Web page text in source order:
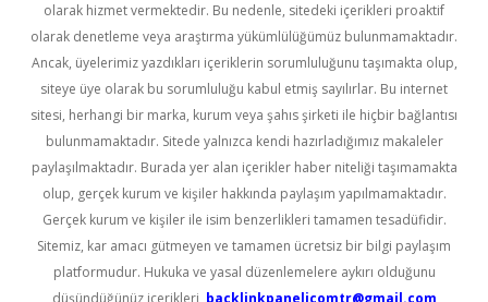
olarak hizmet vermektedir. Bu nedenle, sitedeki içerikleri proaktif
olarak denetleme veya araştırma yükümlülüğümüz bulunmamaktadır.
Ancak, üyelerimiz yazdıkları içeriklerin sorumluluğunu taşımakta olup,
siteye üye olarak bu sorumluluğu kabul etmiş sayılırlar. Bu internet
sitesi, herhangi bir marka, kurum veya şahıs şirketi ile hiçbir bağlantısı
bulunmamaktadır. Sitede yalnızca kendi hazırladığımız makaleler
paylaşılmaktadır. Burada yer alan içerikler haber niteliği taşımamakta
olup, gerçek kurum ve kişiler hakkında paylaşım yapılmamaktadır.
Gerçek kurum ve kişiler ile isim benzerlikleri tamamen tesadüfidir.
Sitemiz, kar amacı gütmeyen ve tamamen ücretsiz bir bilgi paylaşım
platformudur. Hukuka ve yasal düzenlemelere aykırı olduğunu
düşündüğünüz içerikleri, backlinkpanelicomtr@gmail.com